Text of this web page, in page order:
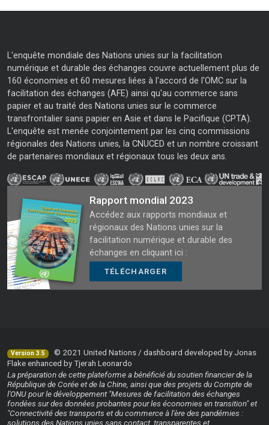
L'enquête mondiale des Nations unies sur la facilitation
numérique et durable des échanges couvre actuellement plus de
160 économies et 60 mesures liées à l'accord de l'OMC sur la
facilitation des échanges (AFE) ainsi qu'au commerce sans
papier et au traité des Nations unies sur le commerce
transfrontalier sans papier en Asie et dans le Pacifique (CPTA).
L'enquête est menée conjointement par les cinq commissions
régionales des Nations unies, la CNUCED et un nombre croissant
de partenaires mondiaux et régionaux tous les deux ans.
Rapport mondial 2023
Accédez aux rapports mondiaux et
régionaux des Nations unies sur la
facilitation numérique et durable des
échanges en cliquant ici :
TÉLÉCHARGER
Version 3.5
© 2021 United Nations / dashboard developed by Jonas
Flake enhanced by Tjerah Leonardo
La préparation de cette plateforme a bénéficié du soutien financier de la
République de Corée et de la Chine, ainsi que des projets du Compte de
l'ONU pour le développement "Mesures de facilitation des échanges
fondées sur des données probantes pour les économies en transition" et
"Connectivité des transports et du commerce à l'ère des pandémies :
solutions des Nations unies sans contact, transparentes et